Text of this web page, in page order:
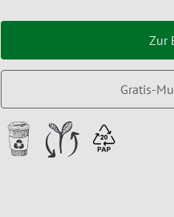
Zur
Gratis-